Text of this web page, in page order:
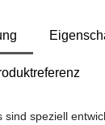
sind speziell